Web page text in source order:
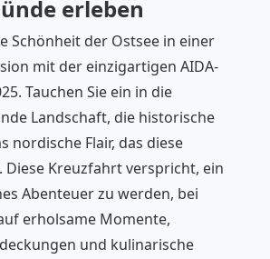
erleben
Schönheit der Ostsee in einer
mit der einzigartigen AIDA-
Tauchen Sie ein in die
Landschaft, die historische
nordische Flair, das diese
Diese Kreuzfahrt verspricht, ein
Abenteuer zu werden, bei
erholsame Momente,
und kulinarische